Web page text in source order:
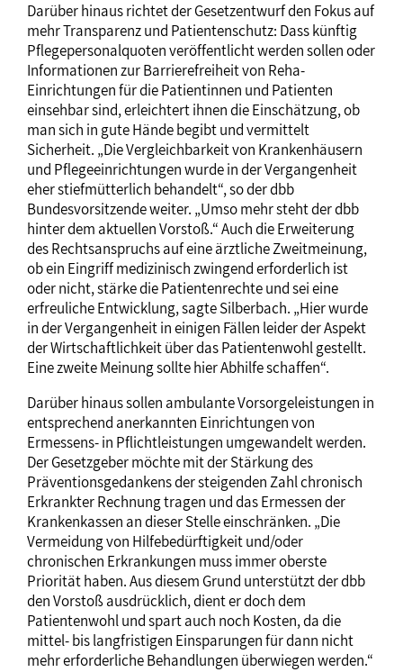
Darüber hinaus richtet der Gesetzentwurf den Fokus auf
mehr Transparenz und Patientenschutz: Dass künftig
Pflegepersonalquoten veröffentlicht werden sollen oder
Informationen zur Barrierefreiheit von Reha-
Einrichtungen für die Patientinnen und Patienten
einsehbar sind, erleichtert ihnen die Einschätzung, ob
man sich in gute Hände begibt und vermittelt
Sicherheit. „Die Vergleichbarkeit von Krankenhäusern
und Pflegeeinrichtungen wurde in der Vergangenheit
eher stiefmütterlich behandelt“, so der dbb
Bundesvorsitzende weiter. „Umso mehr steht der dbb
hinter dem aktuellen Vorstoß.“ Auch die Erweiterung
des Rechtsanspruchs auf eine ärztliche Zweitmeinung,
ob ein Eingriff medizinisch zwingend erforderlich ist
oder nicht, stärke die Patientenrechte und sei eine
erfreuliche Entwicklung, sagte Silberbach. „Hier wurde
in der Vergangenheit in einigen Fällen leider der Aspekt
der Wirtschaftlichkeit über das Patientenwohl gestellt.
Eine zweite Meinung sollte hier Abhilfe schaffen“.
Darüber hinaus sollen ambulante Vorsorgeleistungen in
entsprechend anerkannten Einrichtungen von
Ermessens- in Pflichtleistungen umgewandelt werden.
Der Gesetzgeber möchte mit der Stärkung des
Präventionsgedankens der steigenden Zahl chronisch
Erkrankter Rechnung tragen und das Ermessen der
Krankenkassen an dieser Stelle einschränken. „Die
Vermeidung von Hilfebedürftigkeit und/oder
chronischen Erkrankungen muss immer oberste
Priorität haben. Aus diesem Grund unterstützt der dbb
den Vorstoß ausdrücklich, dient er doch dem
Patientenwohl und spart auch noch Kosten, da die
mittel- bis langfristigen Einsparungen für dann nicht
mehr erforderliche Behandlungen überwiegen werden.“